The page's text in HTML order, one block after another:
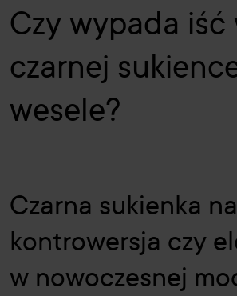
Czy wypada iść
czarnej
wesele?
Czarna sukienka
kontrowersja czy
w nowoczesnej